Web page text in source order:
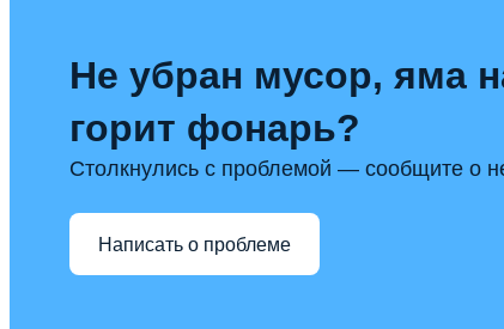
Не убран мусор, яма
горит фонарь?
Столкнулись с проблемой — сообщите о
Написать о проблеме